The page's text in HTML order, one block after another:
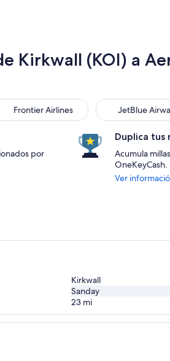
Kirkwall (KOI) a
Frontier Airlines
Airlines JetBlue
JetBlue Airways
por
Duplica tus
Acumula
OneKeyCash.
Ver
Kirkwall
Sanday
23 mi